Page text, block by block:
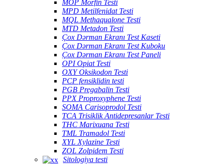
MOP Morfin Testi
MPD Metilfenidat Testi
MQL Methaqualone Testi
MTD Metadon Testi
Çox Dərman Ekranı Test Kaseti
Çox Dərman Ekranı Test Kuboku
Çox Dərman Ekranı Test Paneli
OPI Opiat Testi
OXY Oksikodon Testi
PCP fensiklidin testi
PGB Pregabalin Testi
PPX Proproxyphene Testi
SOMA Carisoprodol Testi
TCA Trisiklik Antidepresanlar Testi
THC Marixuana Testi
TML Tramadol Testi
XYL Xylazine Testi
ZOL Zolpidem Testi
Sitologiya testi